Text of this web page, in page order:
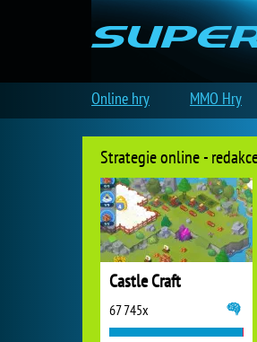
Strategie online -
Castle Craft
67 745x
Online hry MMO Hry